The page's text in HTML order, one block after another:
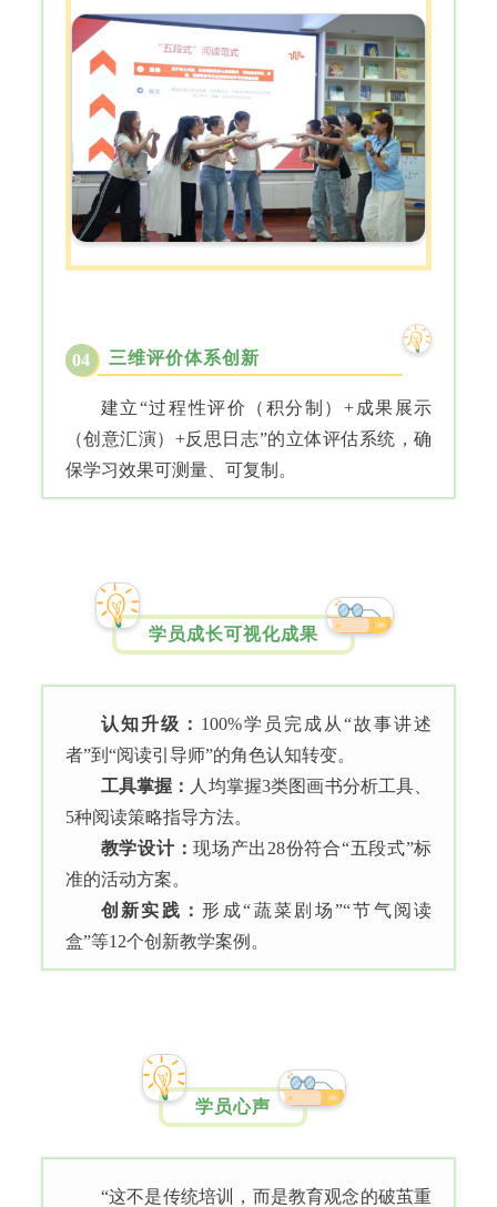
04 三维评价体系创新
建立“过程性评价（积分制）+成果展示
（创意汇演）+反思日志”的立体评估系统，确
保学习效果可测量、可复制。
学员成长可视化成果
认知升级： 100%学员完成从“故事讲述
者”到“阅读引导师”的角色认知转变。
工具掌握： 人均掌握3类图画书分析工具、
5种阅读策略指导方法。
教学设计：现场产出28份符合“五段式”标
准的活动方案。
创新实践：形成“蔬菜剧场”“节气阅读
盒”等12个创新教学案例。
学员心声
“这不是传统培训，而是教育观念的破茧重